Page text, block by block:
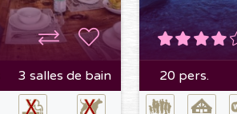
3 salles de bain 20 pers.